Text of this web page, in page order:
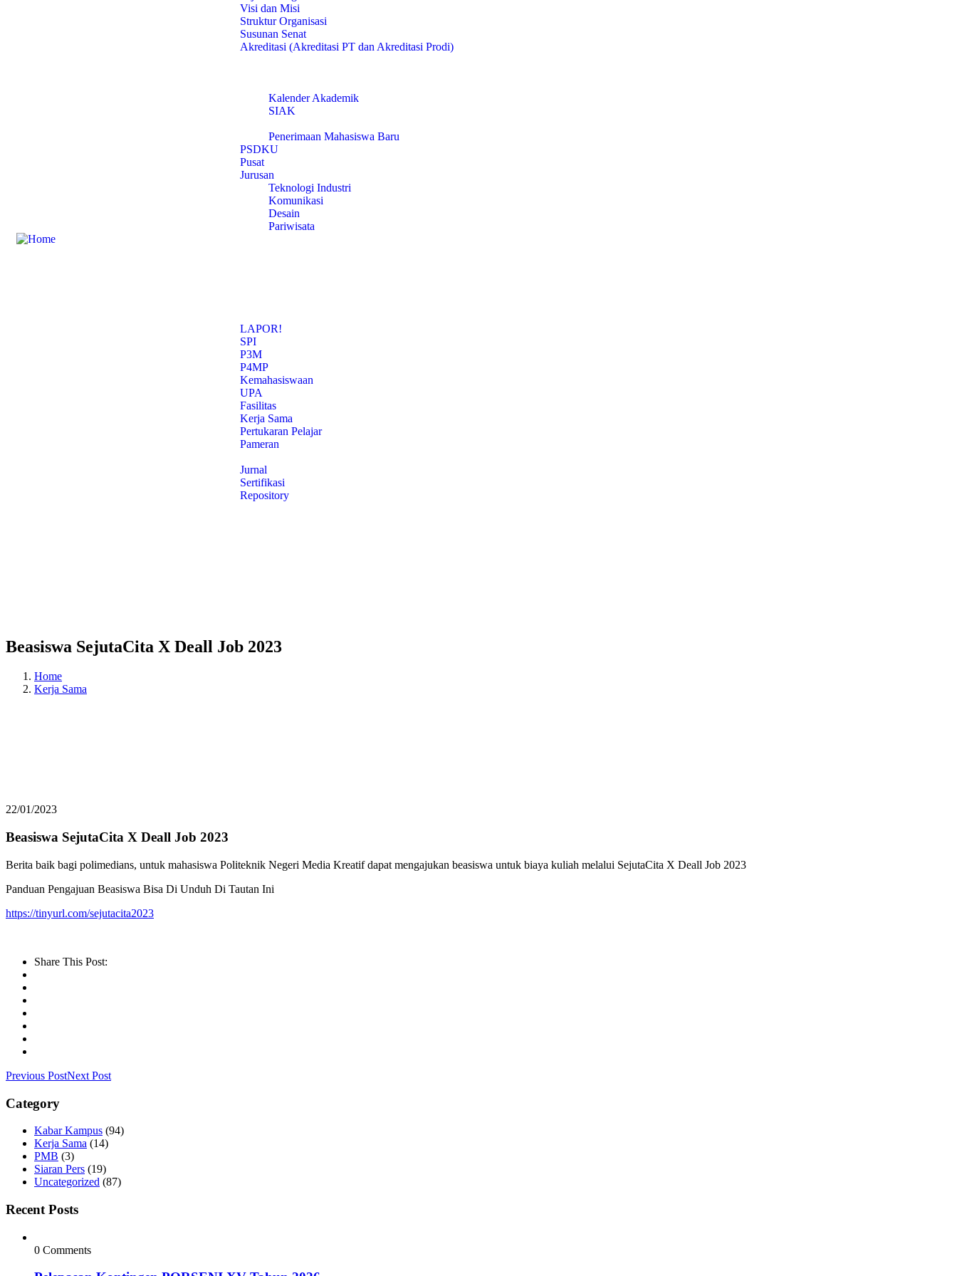
Visi dan Misi
Struktur Organisasi
Susunan Senat
Akreditasi (Akreditasi PT dan Akreditasi Prodi)
Kalender Akademik
SIAK
Penerimaan Mahasiswa Baru
PSDKU
Pusat
Jurusan
Teknologi Industri
Komunikasi
Desain
Pariwisata
LAPOR!
SPI
P3M
P4MP
Kemahasiswaan
UPA
Fasilitas
Kerja Sama
Pertukaran Pelajar
Pameran
Jurnal
Sertifikasi
Repository
Beasiswa SejutaCita X Deall Job 2023
Home
Kerja Sama
22/01/2023
Beasiswa SejutaCita X Deall Job 2023
Berita baik bagi polimedians, untuk mahasiswa Politeknik Negeri Media Kreatif dapat mengajukan beasiswa untuk biaya kuliah melalui SejutaCita X Deall Job 2023
Panduan Pengajuan Beasiswa Bisa Di Unduh Di Tautan Ini
https://tinyurl.com/sejutacita2023
Share This Post:
Previous PostNext Post
Category
Kabar Kampus (94)
Kerja Sama (14)
PMB (3)
Siaran Pers (19)
Uncategorized (87)
Recent Posts
0 Comments